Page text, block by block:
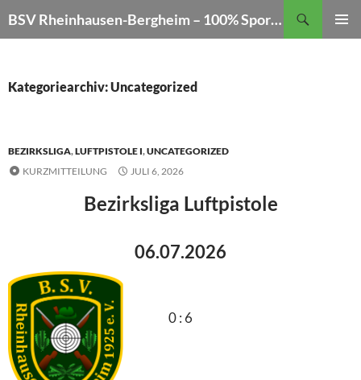
Inhalt
BSV Rheinhausen-Bergheim – 100% Sportschießen
Kategoriearchiv: Uncategorized
BEZIRKSLIGA,LUFTPISTOLE I,UNCATEGORIZED
KURZMITTEILUNG
JULI 6, 2026
Bezirksliga Luftpistole
06.07.2026
0 : 6